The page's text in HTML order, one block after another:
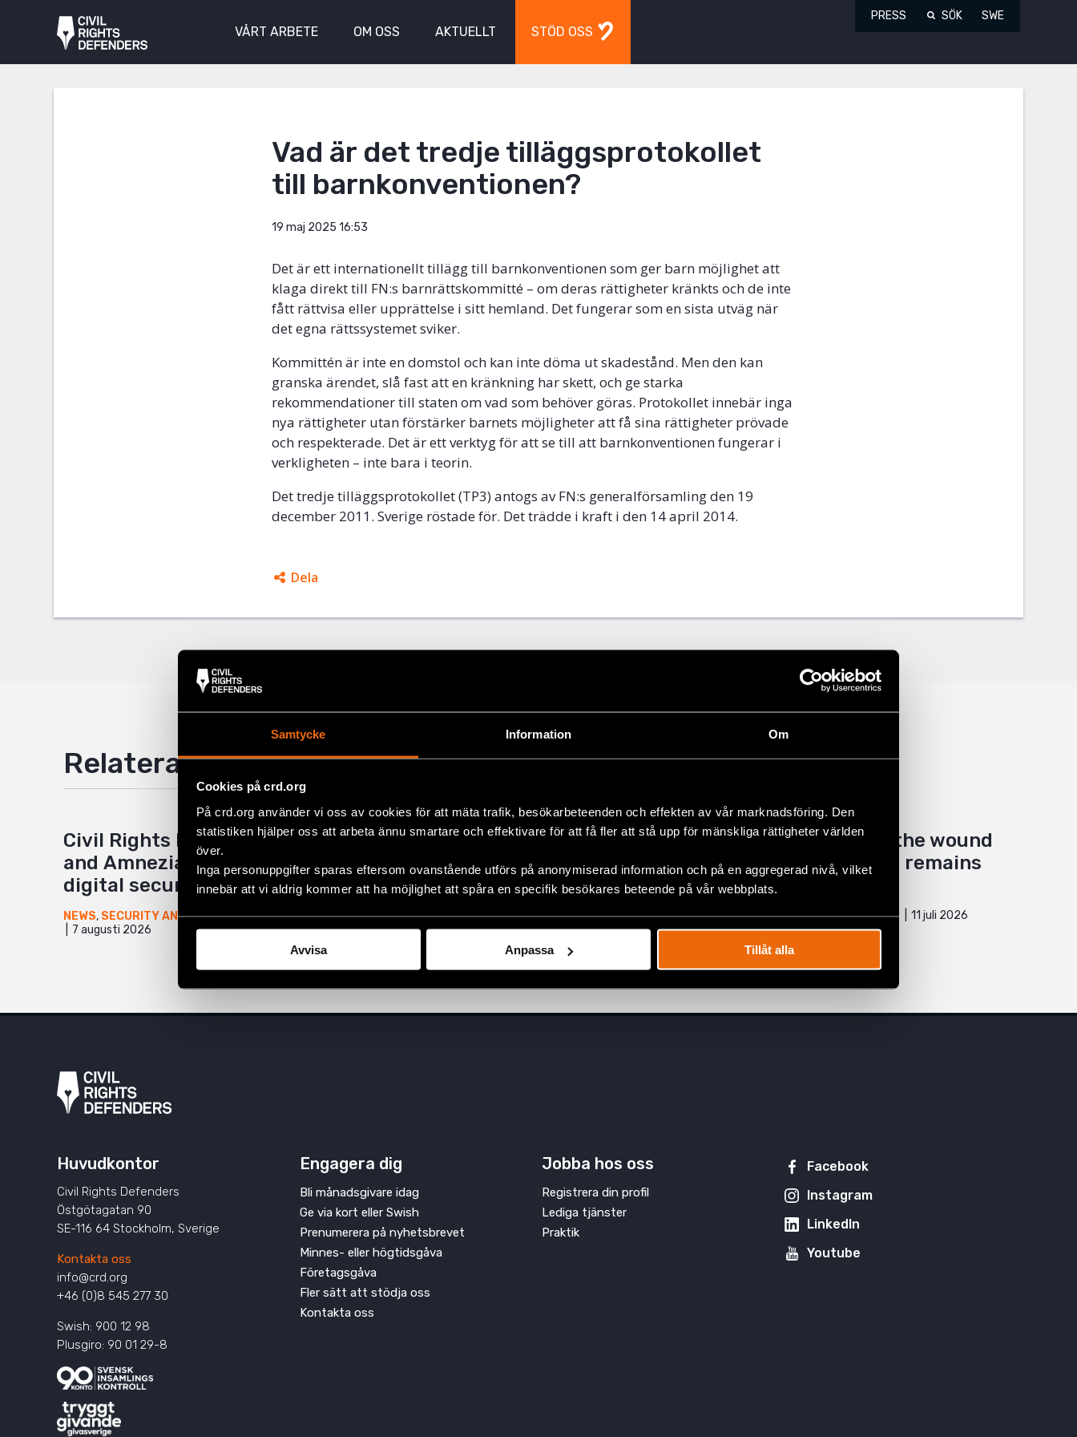
Samtycke Information Om
Cookies på crd.org
På crd.org använder vi oss av cookies för att mäta trafik, besökarbeteenden och effekten av vår marknadsföring. Den
statistiken hjälper oss att arbeta ännu smartare och effektivare för att få fler att stå upp för mänskliga rättigheter världen
över.
Inga personuppgifter sparas eftersom ovanstående utförs på anonymiserad information och på en aggregerad nivå, vilket
innebär att vi aldrig kommer att ha möjlighet att spåra en specifik besökares beteende på vår webbplats.
Avvisa Anpassa Tillåt alla
VÅRT ARBETE OM OSS AKTUELLT STÖD OSS
PRESS SÖK SWE
Vad är det tredje tilläggsprotokollet
till barnkonventionen?
19 maj 2025 16:53
Det är ett internationellt tillägg till barnkonventionen som ger barn möjlighet att
klaga direkt till FN:s barnrättskommitté – om deras rättigheter kränkts och de inte
fått rättvisa eller upprättelse i sitt hemland. Det fungerar som en sista utväg när
det egna rättssystemet sviker.
Kommittén är inte en domstol och kan inte döma ut skadestånd. Men den kan
granska ärendet, slå fast att en kränkning har skett, och ge starka
rekommendationer till staten om vad som behöver göras. Protokollet innebär inga
nya rättigheter utan förstärker barnets möjligheter att få sina rättigheter prövade
och respekterade. Det är ett verktyg för att se till att barnkonventionen fungerar i
verkligheten – inte bara i teorin.
Det tredje tilläggsprotokollet (TP3) antogs av FN:s generalförsamling den 19
december 2011. Sverige röstade för. Det trädde i kraft i den 14 april 2014.
Dela
Relaterade artiklar
Civil Rights Defenders
and Amnezia launch new
digital security program
NEWS, SECURITY AND INNOVATION
7 augusti 2026
Fem år senare har såret från
den 11 juli på Kuba ännu inte
läkt
KUBA,LATINAMERIKA,NYHETER 6 augusti 2026
Five years later, the wound
of 11 July in Cuba remains
open
CUBA,LATIN AMERICA,NEWS 11 juli 2026
Huvudkontor
Civil Rights Defenders
Östgötagatan 90
SE-116 64 Stockholm, Sverige
Kontakta oss
info@crd.org
+46 (0)8 545 277 30
Swish: 900 12 98
Plusgiro: 90 01 29-8
Engagera dig
Bli månadsgivare idag
Ge via kort eller Swish
Prenumerera på nyhetsbrevet
Minnes- eller högtidsgåva
Företagsgåva
Fler sätt att stödja oss
Kontakta oss
Jobba hos oss
Registrera din profil
Lediga tjänster
Praktik
Facebook
Instagram
LinkedIn
Youtube